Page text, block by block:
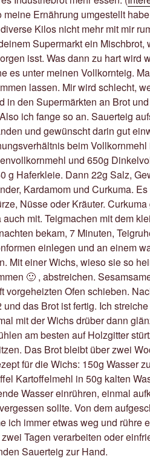
meine Ernährung umgestellt
Kilos nicht mehr mit mir
Supermarkt ein
isst. Was dann zu hart wird
es unter meinen Vollkornteig.
lassen. Mir wird schlecht,
in den Supermärkten an Brot
ich fange so an. Sauerteig
und gewünscht darin gut
beim
und 650g
g Haferkleie. Dann 22g Salz,
Kardamom und Curkuma.
Nüsse oder Kräuter.
auch mit. Teigmachen mit dem
bekam, 7 Minuten,
einlegen und an einem
Mit einer Wichs, wieso sie so
🙂 , abstreichen.
vorgeheizten Ofen schieben.
und das Brot ist fertig. Ich
mit der Wichs drüber dann
am besten auf Holzgitter
Das Brot bleibt über zwei
für die Wichs: 150g Wasser
Kartoffelmehl in 50g kalten
Wasser einrühren, einmal
sollte. Von dem
ich immer etwas weg und rühre
Tagen verarbeiten oder
Sauerteig zur Hand.